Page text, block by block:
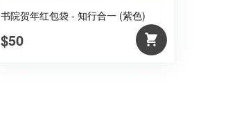
书院贺年红包袋 - 知行合一 (紫色)
$50